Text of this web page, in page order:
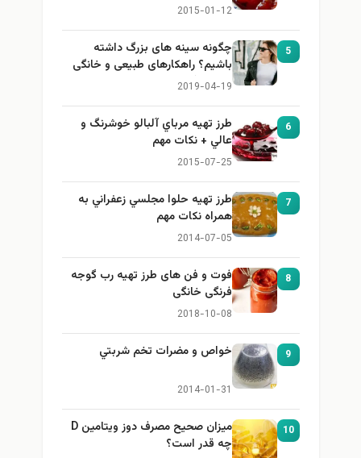
2015-01-12
5
چگونه سینه های بزرگ داشته
باشیم؟ راهکارهای طبیعی و خانگی
برای بزرگ کردن سینه
2019-04-19
6
طرز تهيه مرباي آلبالو خوشرنگ و
عالي + نكات مهم
2015-07-25
7
طرز تهيه حلوا مجلسي زعفراني به
همراه نكات مهم
2014-07-05
8
فوت و فن های طرز تهیه رب گوجه
فرنگی خانگی
2018-10-08
9 خواص و مضرات تخم شربتي
2014-01-31
10
میزان صحیح مصرف دوز ویتامین D
چه قدر است؟